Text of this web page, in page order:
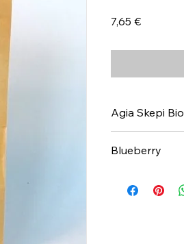
7,65 €Τιμή
Agia Skepi Bio
Blueberry